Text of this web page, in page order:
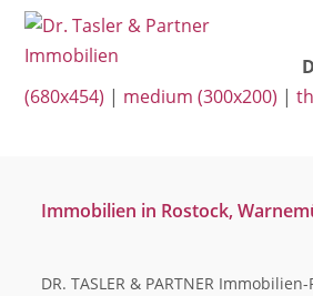
SkipOpen
mobile
menu
Close
mobile
menu
(680x454) | medium (300x200) |
Immobilien in Rostock,
DR. TASLER & PARTNER